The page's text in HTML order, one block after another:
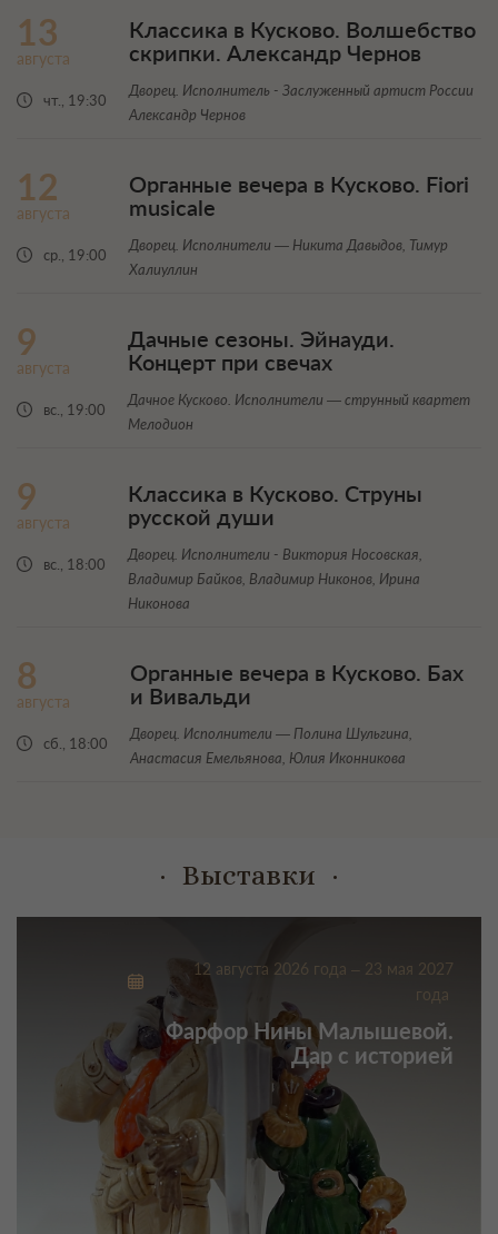
13
августа
чт., 19:30
Классика в Кусково. Волшебство
скрипки. Александр Чернов
Дворец. Исполнитель - Заслуженный артист России
Александр Чернов
12
августа
ср., 19:00
Органные вечера в Кусково. Fiori
musicale
Дворец. Исполнители — Никита Давыдов, Тимур
Халиуллин
9
августа
вс., 19:00
Дачные сезоны. Эйнауди.
Концерт при свечах
Дачное Кусково. Исполнители — струнный квартет
Мелодион
9
августа
вс., 18:00
Классика в Кусково. Струны
русской души
Дворец. Исполнители - Виктория Носовская,
Владимир Байков, Владимир Никонов, Ирина
Никонова
8
августа
сб., 18:00
Органные вечера в Кусково. Бах
и Вивальди
Дворец. Исполнители — Полина Шульгина,
Анастасия Емельянова, Юлия Иконникова
Выставки
12 августа 2026 года – 23 мая 2027
года
Фарфор Нины Малышевой.
Дар с историей